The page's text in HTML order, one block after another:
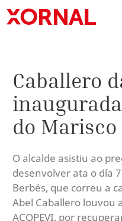
Caballero
do Marisco
O alcalde asistiu ao
desenvolver ata o día
Berbés, que correu a
Abel Caballero louvou
ACOPEVI, por